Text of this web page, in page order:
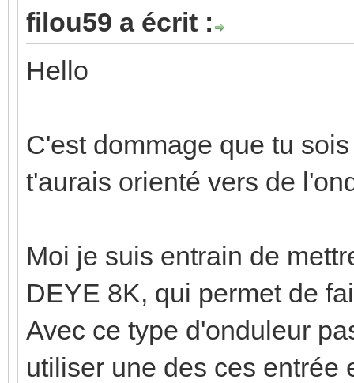
filou59 a écrit :
Hello
C'est dommage que tu
t'aurais orienté vers de
Moi je suis entrain de
DEYE 8K, qui permet de
Avec ce type d'onduleur
utiliser une des ces entrée